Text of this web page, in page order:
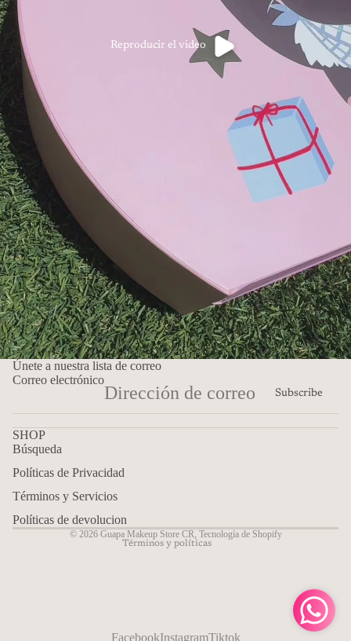
Reproducir el video
Únete a nuestra lista de correo
Correo electrónico
Subscribe
SHOP
Búsqueda
Políticas de Privacidad
Términos y Servicios
Políticas de devolucion
© 2026 Guapa Makeup Store CR, Tecnología de Shopify
Términos y políticas
Política de reembolso
Política de privacidad
Términos del servicio
FacebookInstagramTiktok